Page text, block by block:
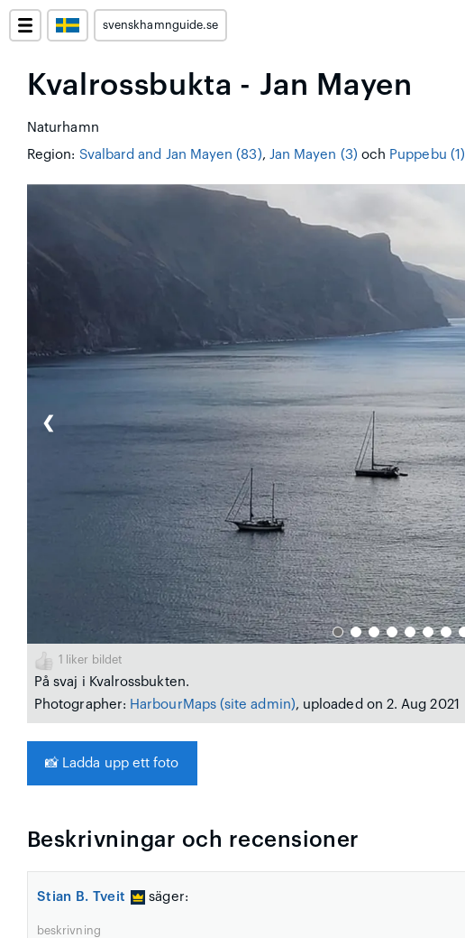
svenskhamnguide.se
Kvalrossbukta - Jan Mayen
Naturhamn
Region: Svalbard and Jan Mayen (83), Jan Mayen (3) och Puppebu (1)
❮
1 liker bildet
På svaj i Kvalrossbukten.
Photographer: HarbourMaps (site admin), uploaded on 2. Aug 2021
📸 Ladda upp ett foto
Beskrivningar och recensioner
Stian B. Tveit säger:
beskrivning